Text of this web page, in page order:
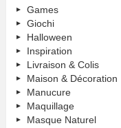
Games
Giochi
Halloween
Inspiration
Livraison & Colis
Maison & Décoration
Manucure
Maquillage
Masque Naturel